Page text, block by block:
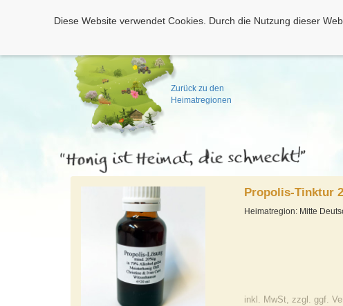
Zurück zu den
Heimatregionen
Diese Website verwendet Cookies. Durch die Nutzung dieser
Propolis-Tinktur
Heimatregion: Mitte
inkl. MwSt, zzgl. ggf.